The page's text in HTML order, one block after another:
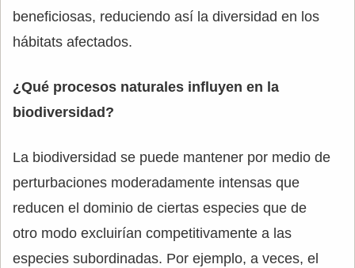
beneficiosas, reduciendo así la diversidad en los
hábitats afectados.
¿Qué procesos naturales influyen en la
biodiversidad?
La biodiversidad se puede mantener por medio de
perturbaciones moderadamente intensas que
reducen el dominio de ciertas especies que de
otro modo excluirían competitivamente a las
especies subordinadas. Por ejemplo, a veces, el